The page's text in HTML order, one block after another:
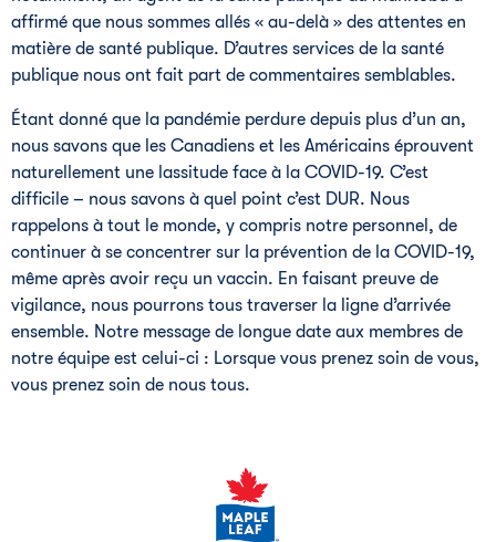
affirmé que nous sommes allés « au-delà » des attentes en
matière de santé publique. D’autres services de la santé
publique nous ont fait part de commentaires semblables.
Étant donné que la pandémie perdure depuis plus d’un an,
nous savons que les Canadiens et les Américains éprouvent
naturellement une lassitude face à la COVID-19. C’est
difficile – nous savons à quel point c’est DUR. Nous
rappelons à tout le monde, y compris notre personnel, de
continuer à se concentrer sur la prévention de la COVID-19,
même après avoir reçu un vaccin. En faisant preuve de
vigilance, nous pourrons tous traverser la ligne d’arrivée
ensemble. Notre message de longue date aux membres de
notre équipe est celui-ci : Lorsque vous prenez soin de vous,
vous prenez soin de nous tous.